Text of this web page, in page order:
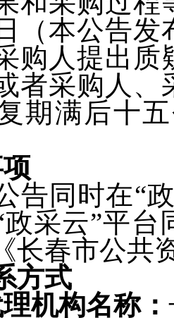
（本公告
购人提出质
者采购人
期满后十
告同时在“
采云”平
长春市公共
方式
机构名称：